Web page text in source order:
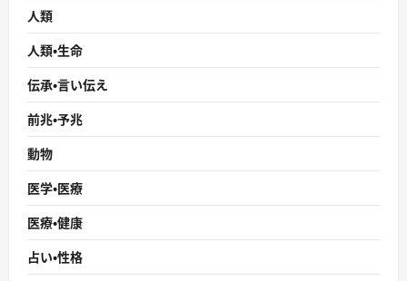
人類
人類・生命
伝承・言い伝え
前兆・予兆
動物
医学・医療
医療・健康
占い・性格